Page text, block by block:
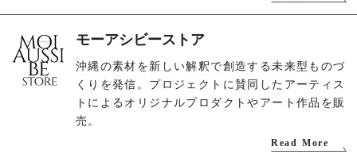
モーアシビーストア
沖縄の素材を新しい解釈で創造する未来型ものづ
くりを発信。プロジェクトに賛同したアーティス
トによるオリジナルプロダクトやアート作品を販
売。
Read More